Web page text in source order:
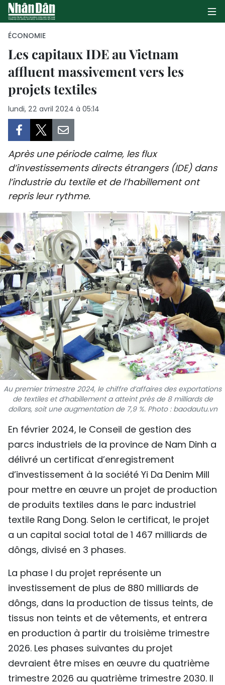
PAGE D'ACCUEIL
POLITIQUE
CULTURE
TOURISME
ENVIRONNEMENT
SPORT
FRANCOPHONIE
PAYS NATAL
INTERNATIONAL
MÉGASTORIE
INFOGRAPHIE
PHOTO
VIDÉO
À PROPOS DU "PEUPLE"
TIẾNG VIỆT
ENGLISH
中文
РУССКИЙ
ESPAÑOL
ÉCONOMIE
Les capitaux IDE au Vietnam
affluent massivement vers les
projets textiles
lundi, 22 avril 2024 à 05:14
Après une période calme, les flux
d’investissements directs étrangers (IDE) dans
l’industrie du textile et de l’habillement ont
repris leur rythme.
Au premier trimestre 2024, le chiffre d’affaires des exportations
de textiles et d’habillement a atteint près de 8 milliards de
dollars, soit une augmentation de 7,9 %. Photo : baodautu.vn
En février 2024, le Conseil de gestion des
parcs industriels de la province de Nam Dinh a
délivré un certificat d’enregistrement
d’investissement à la société Yi Da Denim Mill
pour mettre en œuvre un projet de production
de produits textiles dans le parc industriel
textile Rang Dong. Selon le certificat, le projet
a un capital social total de 1 467 milliards de
dôngs, divisé en 3 phases.
La phase I du projet représente un
investissement de plus de 880 milliards de
dôngs, dans la production de tissus teints, de
tissus non teints et de vêtements, et entrera
en production à partir du troisième trimestre
2026. Les phases suivantes du projet
devraient être mises en œuvre du quatrième
trimestre 2026 au quatrième trimestre 2030. Il